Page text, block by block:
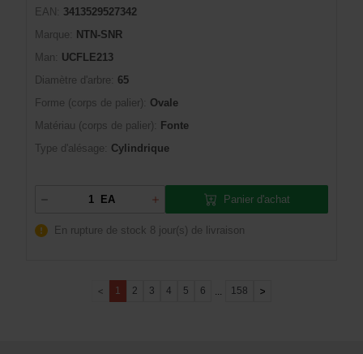
EAN:
3413529527342
Marque:
NTN-SNR
Man:
UCFLE213
Diamètre d'arbre:
65
Forme (corps de palier):
Ovale
Matériau (corps de palier):
Fonte
Type d'alésage:
Cylindrique
EA Panier d'achat
En rupture de stock 8 jour(s) de livraison
1 2 3 4 5 6 ... 158